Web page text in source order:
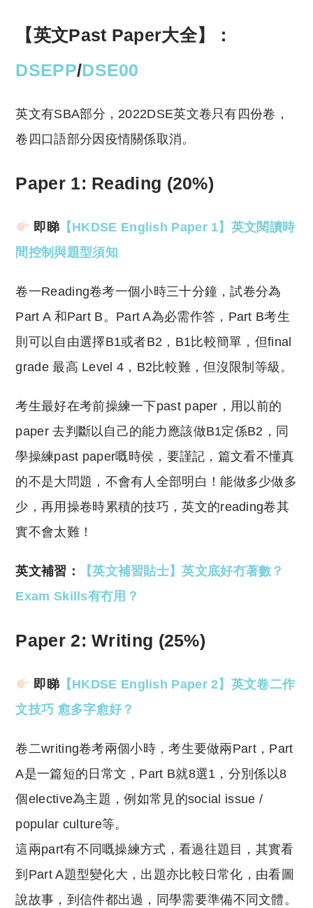
【英文Past Paper大全】：
DSEPP/DSE00
英文有SBA部分，2022DSE英文卷只有四份卷，
卷四口語部分因疫情關係取消。
Paper 1: Reading (20%)
即睇【HKDSE English Paper 1】英文閱讀時
間控制與題型須知
卷一Reading卷考一個小時三十分鐘，試卷分為
Part A 和Part B。Part A為必需作答，Part B考生
則可以自由選擇B1或者B2，B1比較簡單，但final
grade 最高 Level 4，B2比較難，但沒限制等級。
考生最好在考前操練一下past paper，用以前的
paper 去判斷以自己的能力應該做B1定係B2，同
學操練past paper嘅時侯，要謹記，篇文看不懂真
的不是大問題，不會有人全部明白！能做多少做多
少，再用操卷時累積的技巧，英文的reading卷其
實不會太難！
英文補習：
【英文補習貼士】英文底好冇著數？
Exam Skills有冇用？
Paper 2: Writing (25%)
即睇【HKDSE English Paper 2】英文卷二作
文技巧 愈多字愈好？
卷二writing卷考兩個小時，考生要做兩Part，Part
A是一篇短的日常文，Part B就8選1，分別係以8
個elective為主題，例如常見的social issue /
popular culture等。
這兩part有不同嘅操練方式，看過往題目，其實看
到Part A題型變化大，出題亦比較日常化，由看圖
說故事，到信件都出過，同學需要準備不同文體。